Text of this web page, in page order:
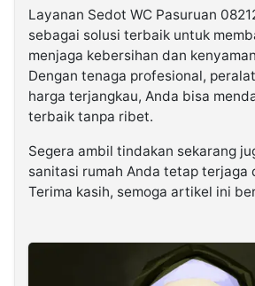
Layanan Sedot WC Pasuruan
sebagai solusi terbaik untuk
menjaga kebersihan dan
Dengan tenaga profesional,
harga terjangkau, Anda bisa
terbaik tanpa ribet.
Segera ambil tindakan sekarang
sanitasi rumah Anda tetap terjaga
Terima kasih, semoga artikel ini